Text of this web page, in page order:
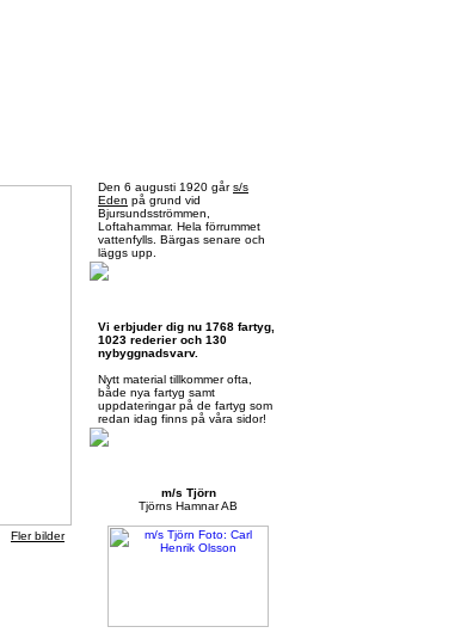
Fler bilder
Den 6 augusti 1920 gårs/s
Eden på grund vid
Bjursundsströmmen,
Loftahammar. Hela förrummet
vattenfylls. Bärgas senare och
läggs upp.
Vi erbjuder dig nu 1768 fartyg,
1023 rederier och 130
nybyggnadsvarv.
Nytt material tillkommer ofta,
både nya fartyg samt
uppdateringar på de fartyg som
redan idag finns på våra sidor!
m/s Tjörn
Tjörns Hamnar AB